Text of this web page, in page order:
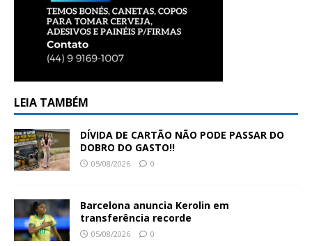
LEIA TAMBÉM
DÍVIDA DE CARTÃO NÃO PODE PASSAR DO
DOBRO DO GASTO!!
05/08/2026 0
Barcelona anuncia Kerolin em
transferência recorde
05/08/2026 0